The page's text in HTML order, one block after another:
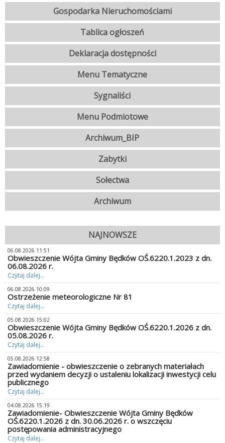
Gospodarka Nieruchomościami
Tablica ogłoszeń
Deklaracja dostępności
Menu Tematyczne
Sygnaliści
Menu Podmiotowe
Archiwum_BIP
Zabytki
Sołectwa
Archiwum
NAJNOWSZE
06.08.2026 11:51
Obwieszczenie Wójta Gminy Będków OŚ.6220.1.2023 z dn.
06.08.2026 r.
Czytaj dalej...
06.08.2026 10:09
Ostrzeżenie meteorologiczne Nr 81
Czytaj dalej...
05.08.2026 15:02
Obwieszczenie Wójta Gminy Będków OŚ.6220.1.2026 z dn.
05.08.2026 r.
Czytaj dalej...
05.08.2026 12:58
Zawiadomienie - obwieszczenie o zebranych materiałach
przed wydaniem decyzji o ustaleniu lokalizacji inwestycji celu
publicznego
Czytaj dalej...
04.08.2026 15:19
Zawiadomienie- Obwieszczenie Wójta Gminy Będków
OŚ.6220.1.2026 z dn. 30.06.2026 r. o wszczęciu
postępowania administracyjnego
Czytaj dalej...